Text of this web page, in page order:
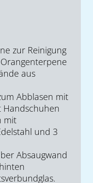
zur Reinigung
aus
Abblasen mit
mit
und 3
Absaugwand